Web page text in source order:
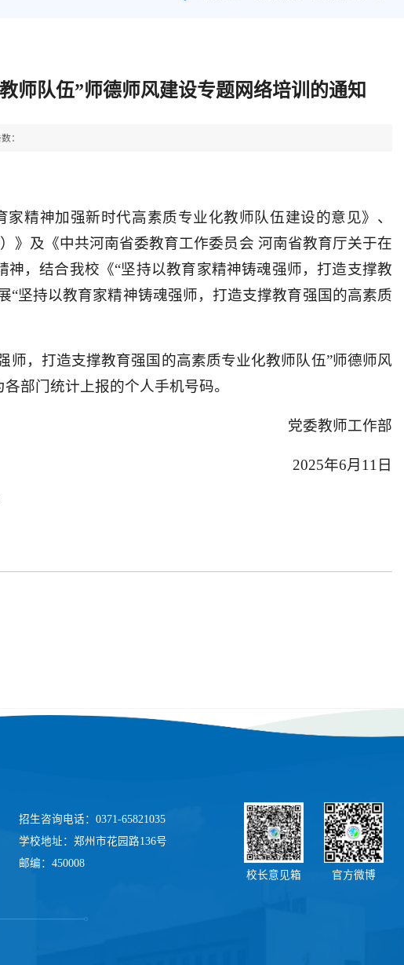
师队伍”师德师风建设专题网络培训的通知
：
精神加强新时代高素质专业化教师队伍建设的意见》、
》及《中共河南省委教育工作委员会 河南省教育厅关于在
，结合我校《“坚持以教育家精神铸魂强师，打造支撑教
坚持以教育家精神铸魂强师，打造支撑教育强国的高素质
，打造支撑教育强国的高素质专业化教师队伍”师德师风
部门统计上报的个人手机号码。
党委教师工作部
2025年6月11日
招生咨询电话：0371-65821035
学校地址：郑州市花园路136号
邮编：450008
校长意见箱
官方微博